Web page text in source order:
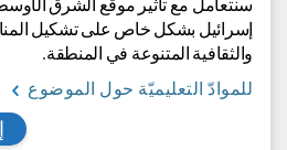
وبشرية.
سنركز على الموقع الجغرافي
الجسر بين القارات مع التركيز على
الجسر البري - الطرق القديمة -
الحديدية وخطوط أنابيب النفط
بالتنمية الاقتصادية وكونها محط